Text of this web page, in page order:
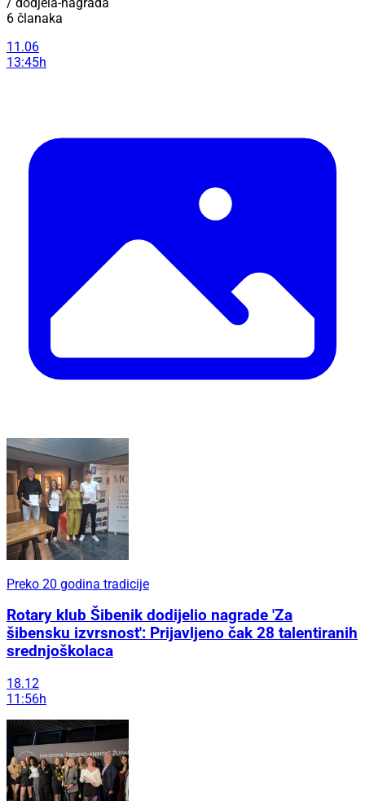
6 članaka
11.06
13:45h
Preko 20 godina tradicije
Rotary klub Šibenik dodijelio nagrade 'Za
šibensku izvrsnost': Prijavljeno čak 28 talentiranih
srednjoškolaca
18.12
11:56h